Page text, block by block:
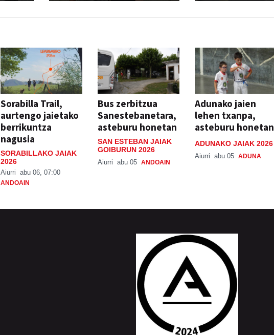
Sorabilla Trail,
aurtengo jaietako
berrikuntza
nagusia
SORABILLAKO JAIAK
2026
Aiurri abu 06, 07:00
ANDOAIN
Bus zerbitzua
Sanestebanetara,
asteburu honetan
SAN ESTEBAN JAIAK
GOIBURUN 2026
Aiurri abu 05 ANDOAIN
Adunako jaien
lehen txanpa,
asteburu honetan
ADUNAKO JAIAK 2026
Aiurri abu 05 ADUNA